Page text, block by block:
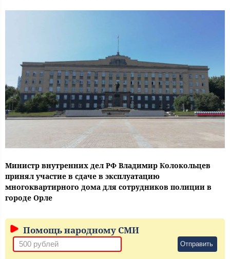
Министр внутренних дел РФ Владимир Колокольцев
принял участие в сдаче в эксплуатацию
многоквартирного дома для сотрудников полиции в
городе Орле
Помощь народному СМИ
Отправить